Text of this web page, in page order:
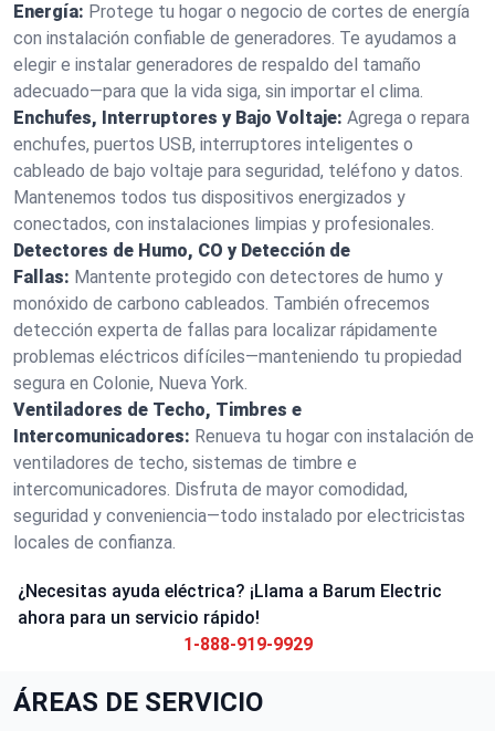
Energía: Protege tu hogar o negocio de cortes de energía
con instalación confiable de generadores. Te ayudamos a
elegir e instalar generadores de respaldo del tamaño
adecuado—para que la vida siga, sin importar el clima.
Enchufes, Interruptores y Bajo Voltaje: Agrega o repara
enchufes, puertos USB, interruptores inteligentes o
cableado de bajo voltaje para seguridad, teléfono y datos.
Mantenemos todos tus dispositivos energizados y
conectados, con instalaciones limpias y profesionales.
Detectores de Humo, CO y Detección de
Fallas: Mantente protegido con detectores de humo y
monóxido de carbono cableados. También ofrecemos
detección experta de fallas para localizar rápidamente
problemas eléctricos difíciles—manteniendo tu propiedad
segura en Colonie, Nueva York.
Ventiladores de Techo, Timbres e
Intercomunicadores: Renueva tu hogar con instalación de
ventiladores de techo, sistemas de timbre e
intercomunicadores. Disfruta de mayor comodidad,
seguridad y conveniencia—todo instalado por electricistas
locales de confianza.
¿Necesitas ayuda eléctrica? ¡Llama a Barum Electric
ahora para un servicio rápido!
1-888-919-9929
ÁREAS DE SERVICIO